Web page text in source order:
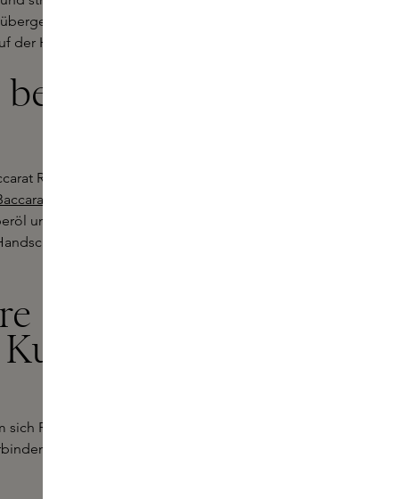
Das Ergebnis ist ein
der Haut verweilt.
Skins
Rouge 540. Vom Maison
Rouge 540 Miniversion
und der Baccarat Rouge 540
für ein vielschichtiges
Duftlinien
Rose und Veilchen mit der
Ein Duft, der sich wie eine